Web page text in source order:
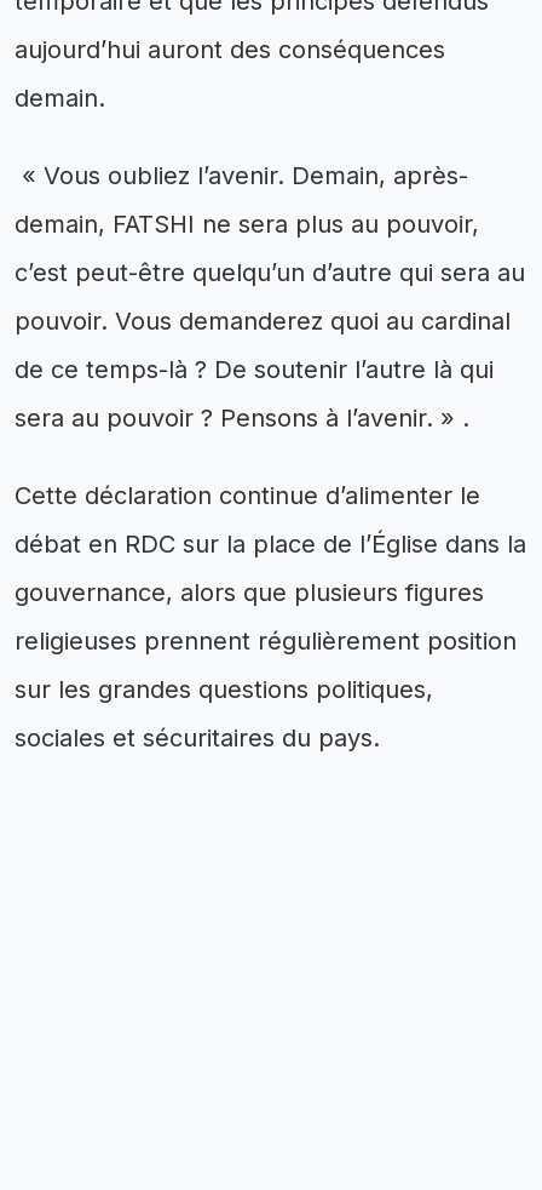
aujourd’hui auront des conséquences
demain.
« Vous oubliez l’avenir. Demain, après-
demain, FATSHI ne sera plus au pouvoir,
c’est peut-être quelqu’un d’autre qui sera au
pouvoir. Vous demanderez quoi au cardinal
de ce temps-là ? De soutenir l’autre là qui
sera au pouvoir ? Pensons à l’avenir. » .
Cette déclaration continue d’alimenter le
débat en RDC sur la place de l’Église dans la
gouvernance, alors que plusieurs figures
religieuses prennent régulièrement position
sur les grandes questions politiques,
sociales et sécuritaires du pays.